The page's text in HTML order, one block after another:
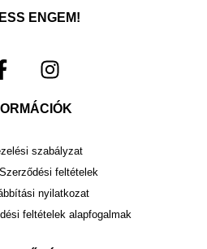
ENGEM!
szabályzat
feltételek
nyilatkozat
feltételek alapfogalmak